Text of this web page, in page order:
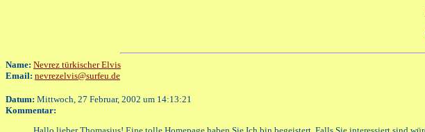
Name: Nevrez türkischer Elvis
Email: nevrezelvis@surfeu.de
Datum: Mittwoch, 27 Februar, 2002 um 14:13:21
Kommentar: